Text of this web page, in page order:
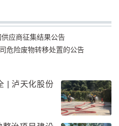
应商征集结果公告
危险废物转移处置的公告
| 泸天化股份